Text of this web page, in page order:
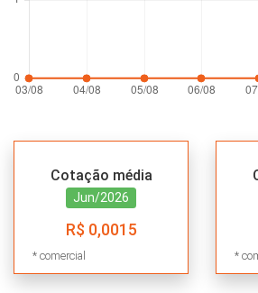
Cotação média
Jun/2026
R$ 0,0015
* comercial *